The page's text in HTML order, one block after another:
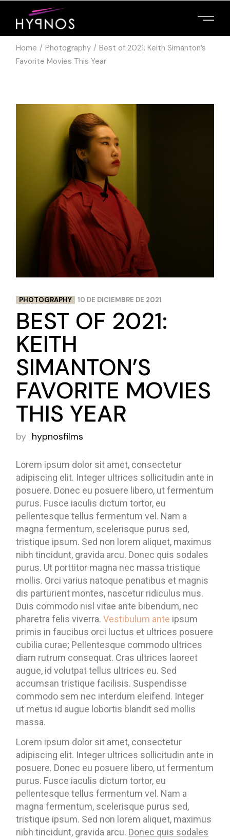
Home Photography
Best of 2021: Keith Simanton’s
Favorite Movies This Year
PHOTOGRAPHY 10 DE DICIEMBRE DE 2021
BEST OF 2021:
KEITH
SIMANTON’S
FAVORITE MOVIES
THIS YEAR
by hypnosfilms
Lorem ipsum dolor sit amet, consectetur
adipiscing elit. Integer ultrices sollicitudin ante in
posuere. Donec eu posuere libero, ut fermentum
purus. Fusce iaculis dictum tortor, eu
pellentesque tellus fermentum vel. Nam a
magna fermentum, scelerisque purus sed,
tristique ipsum. Sed non lorem aliquet, maximus
nibh tincidunt, gravida arcu. Donec quis sodales
purus. Ut porttitor magna nec massa tristique
mollis. Orci varius natoque penatibus et magnis
dis parturient montes, nascetur ridiculus mus.
Duis commodo nisl vitae ante bibendum, nec
pharetra felis viverra.Vestibulum ante ipsum
primis in faucibus orci luctus et ultrices posuere
cubilia curae; Pellentesque commodo ultrices
diam rutrum consequat. Cras ultrices laoreet
augue, id volutpat tellus ultrices eu. Sed
accumsan tristique facilisis. Suspendisse
commodo sem nec interdum eleifend. Integer
ut metus id augue lobortis blandit sed mollis
massa.
Lorem ipsum dolor sit amet, consectetur
adipiscing elit. Integer ultrices sollicitudin ante in
posuere. Donec eu posuere libero, ut fermentum
purus. Fusce iaculis dictum tortor, eu
pellentesque tellus fermentum vel. Nam a
magna fermentum, scelerisque purus sed,
tristique ipsum. Sed non lorem aliquet, maximus
nibh tincidunt, gravida arcu. Donec quis sodales